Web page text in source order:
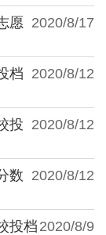
2020/8/17
愿
2020/8/12
档
2020/8/12
投
2020/8/12
数
2020/8/9
投档